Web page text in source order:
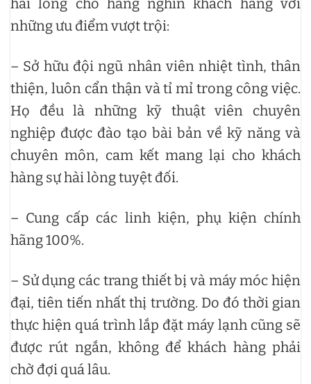
hài lòng cho hàng nghìn khách hàng với
những ưu điểm vượt trội:
– Sở hữu đội ngũ nhân viên nhiệt tình, thân
thiện, luôn cẩn thận và tỉ mỉ trong công việc.
Họ đều là những kỹ thuật viên chuyên
nghiệp được đào tạo bài bản về kỹ năng và
chuyên môn, cam kết mang lại cho khách
hàng sự hài lòng tuyệt đối.
– Cung cấp các linh kiện, phụ kiện chính
hãng 100%.
– Sử dụng các trang thiết bị và máy móc hiện
đại, tiên tiến nhất thị trường. Do đó thời gian
thực hiện quá trình lắp đặt máy lạnh cũng sẽ
được rút ngắn, không để khách hàng phải
chờ đợi quá lâu.